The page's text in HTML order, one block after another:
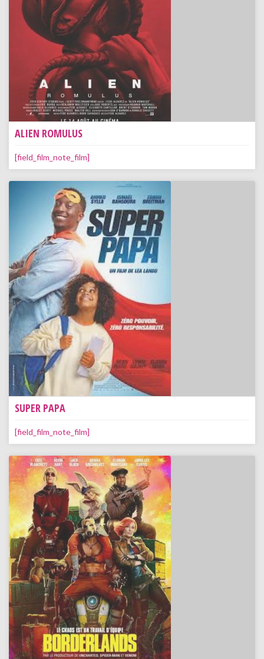
ALIEN ROMULUS
[field_film_note_film]
SUPER PAPA
[field_film_note_film]